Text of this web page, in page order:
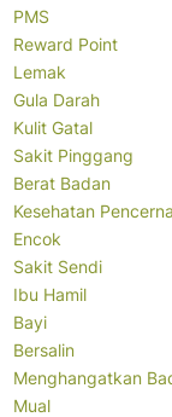
PMS
Reward Point
Lemak
Gula Darah
Kulit Gatal
Sakit Pinggang
Berat Badan
Kesehatan
Encok
Sakit Sendi
Ibu Hamil
Bayi
Bersalin
Menghangatkan
Mual